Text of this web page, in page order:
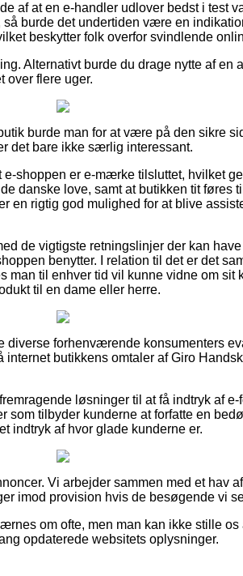
af at en e-handler udlover bedst i test
burde det undertiden være en
beskytter folk overfor svindlende
Alternativt burde du drage nytte af en
over flere uger.
burde man for at være på den sikre
det bare ikke særlig interessant.
shoppen er e-mærke tilsluttet, hvilket
danske love, samt at butikken tit føres
en rigtig god mulighed for at blive
de vigtigste retningslinjer der kan
benytter. I relation til det er det
man til enhver tid vil kunne vidne om sit
til en dame eller herre.
diverse forhenværende konsumenters
butikkens omtaler af Giro
løsninger til at få indtryk af
tilbyder kunderne at forfatte en
indtryk af hvor glade kunderne er.
Vi arbejder sammen med et hav
imod provision hvis de besøgende vi
om ofte, men man kan ikke stille
opdaterede websitets oplysninger.